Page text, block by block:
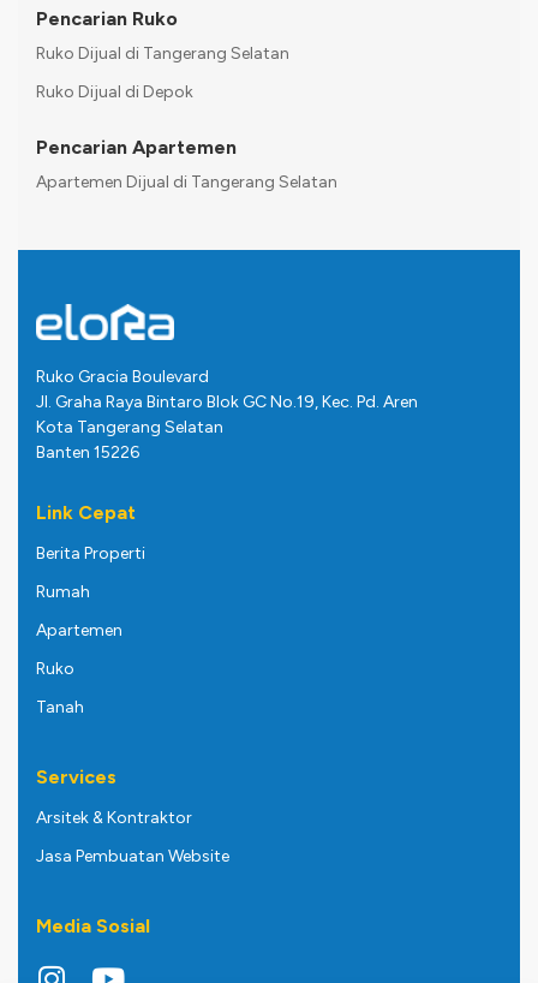
Pencarian Ruko
Ruko Dijual di Tangerang Selatan
Ruko Dijual di Depok
Pencarian Apartemen
Apartemen Dijual di Tangerang Selatan
Ruko Gracia Boulevard
Jl. Graha Raya Bintaro Blok GC No.19, Kec. Pd. Aren
Kota Tangerang Selatan
Banten 15226
Link Cepat
Berita Properti
Rumah
Apartemen
Ruko
Tanah
Services
Arsitek & Kontraktor
Jasa Pembuatan Website
Media Sosial